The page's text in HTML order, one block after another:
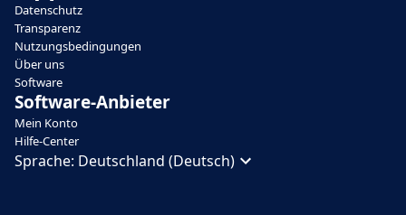
Datenschutz
Transparenz
Nutzungsbedingungen
Über uns
Software
Software-Anbieter
Mein Konto
Hilfe-Center
Sprache: Deutschland (Deutsch)